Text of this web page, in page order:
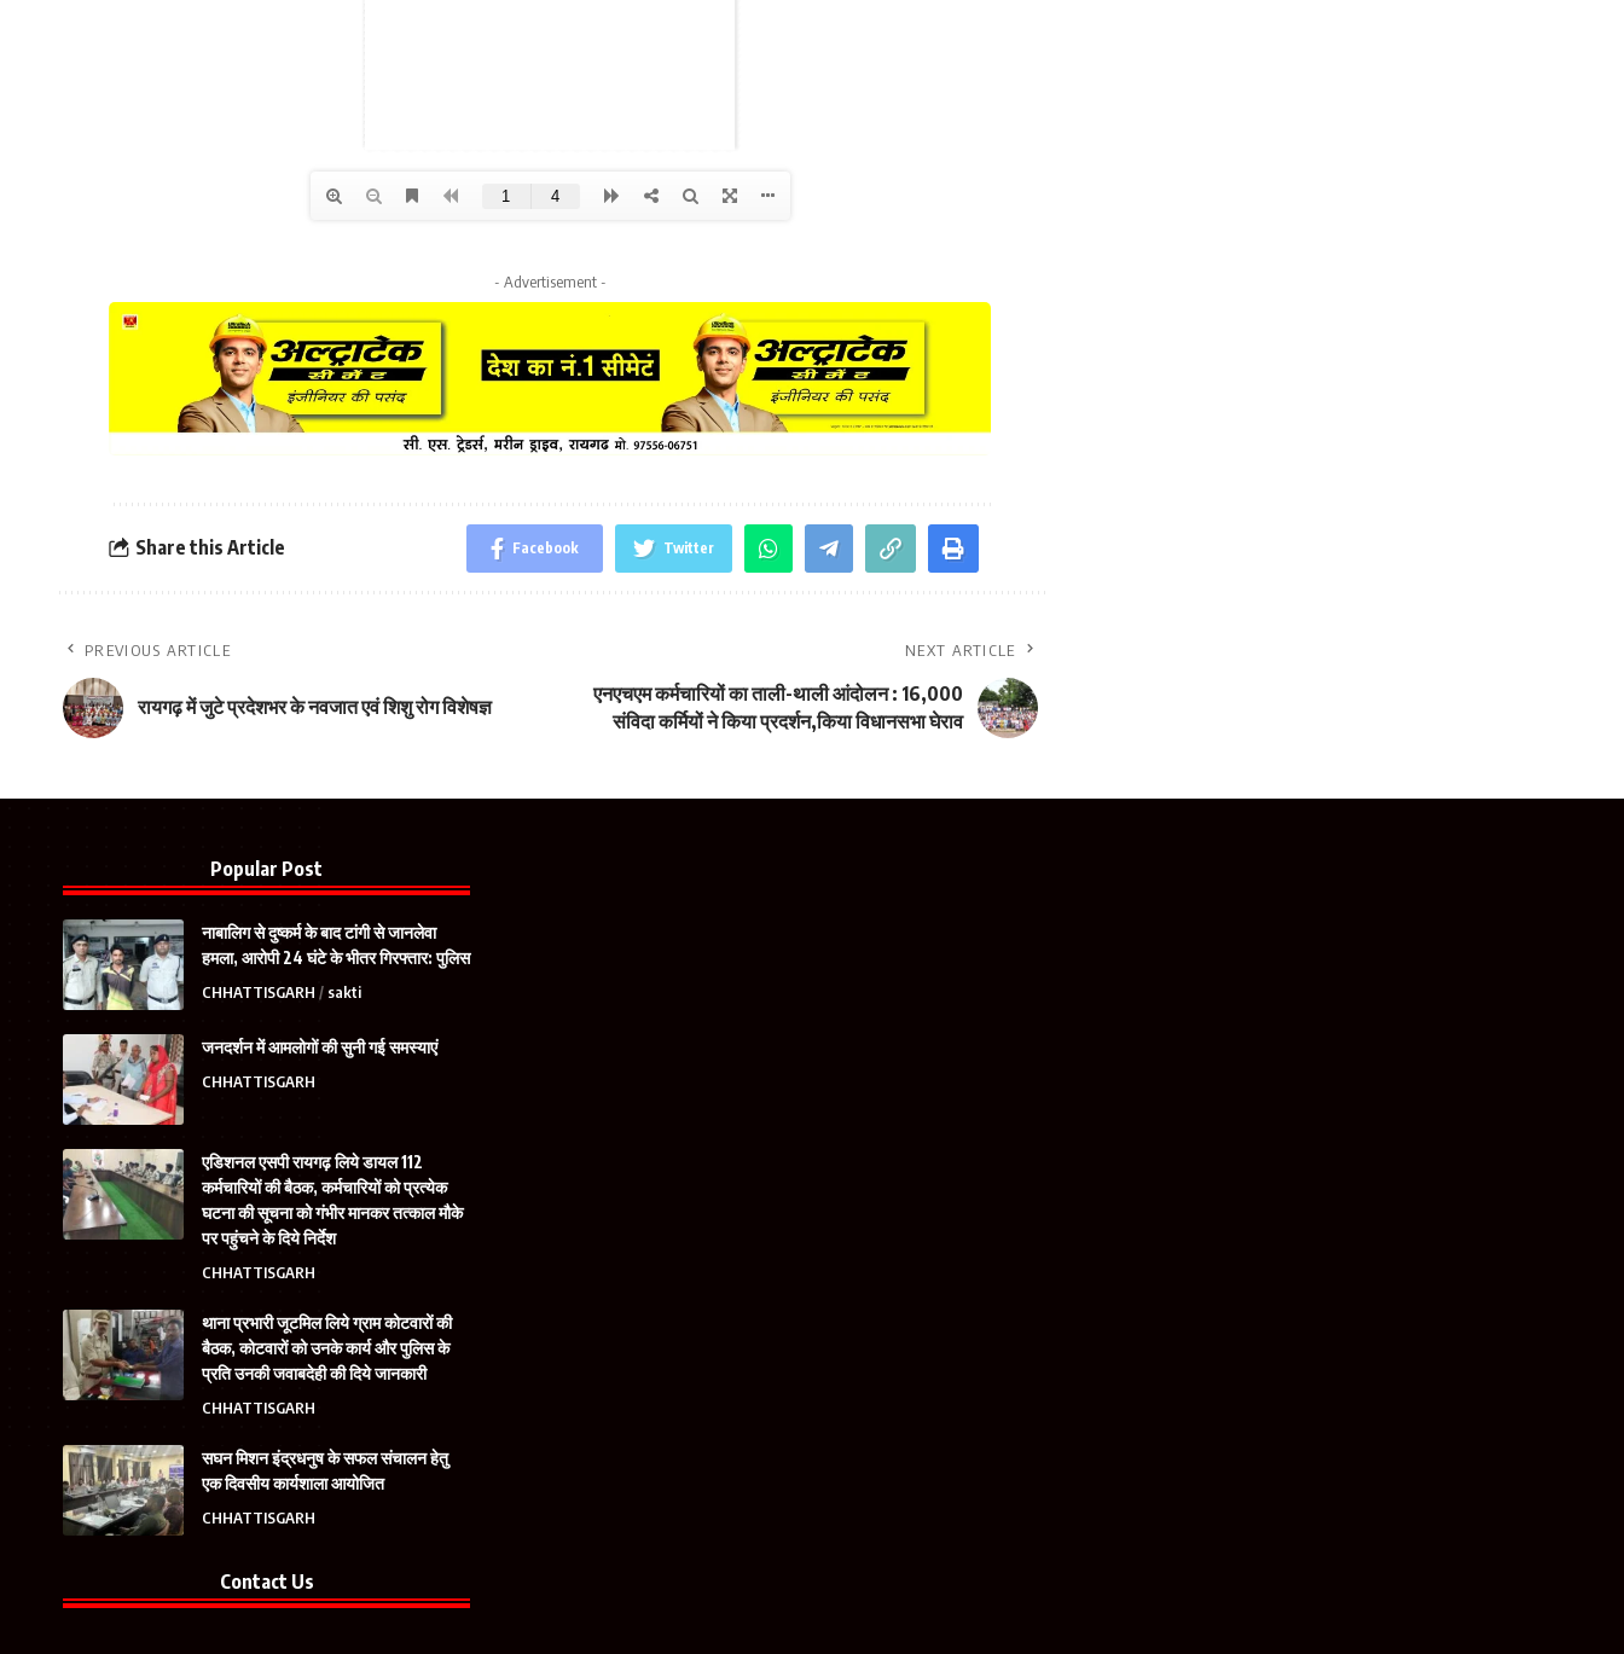
- Advertisement -
Share this Article Facebook Twitter
PREVIOUS ARTICLE
रायगढ़ में जुटे प्रदेशभर के नवजात एवं शिशु रोग विशेषज्ञ
NEXT ARTICLE
एनएचएम कर्मचारियों का ताली-थाली आंदोलन : 16,000
संविदा कर्मियों ने किया प्रदर्शन,किया विधानसभा घेराव
Popular Post
नाबालिग से दुष्कर्म के बाद टांगी से जानलेवा
हमला, आरोपी 24 घंटे के भीतर गिरफ्तार: पुलिस
CHHATTISGARH sakti
जनदर्शन में आमलोगों की सुनी गई समस्याएं
CHHATTISGARH
एडिशनल एसपी रायगढ़ लिये डायल 112
कर्मचारियों की बैठक, कर्मचारियों को प्रत्येक
घटना की सूचना को गंभीर मानकर तत्काल मौके
पर पहुंचने के दिये निर्देश
CHHATTISGARH
थाना प्रभारी जूटमिल लिये ग्राम कोटवारों की
बैठक, कोटवारों को उनके कार्य और पुलिस के
प्रति उनकी जवाबदेही की दिये जानकारी
CHHATTISGARH
सघन मिशन इंद्रधनुष के सफल संचालन हेतु
एक दिवसीय कार्यशाला आयोजित
CHHATTISGARH
Contact Us